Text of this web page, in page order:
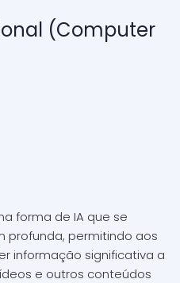
(Computer
forma de IA que se
profunda, permitindo aos
informação significativa a
e outros conteúdos